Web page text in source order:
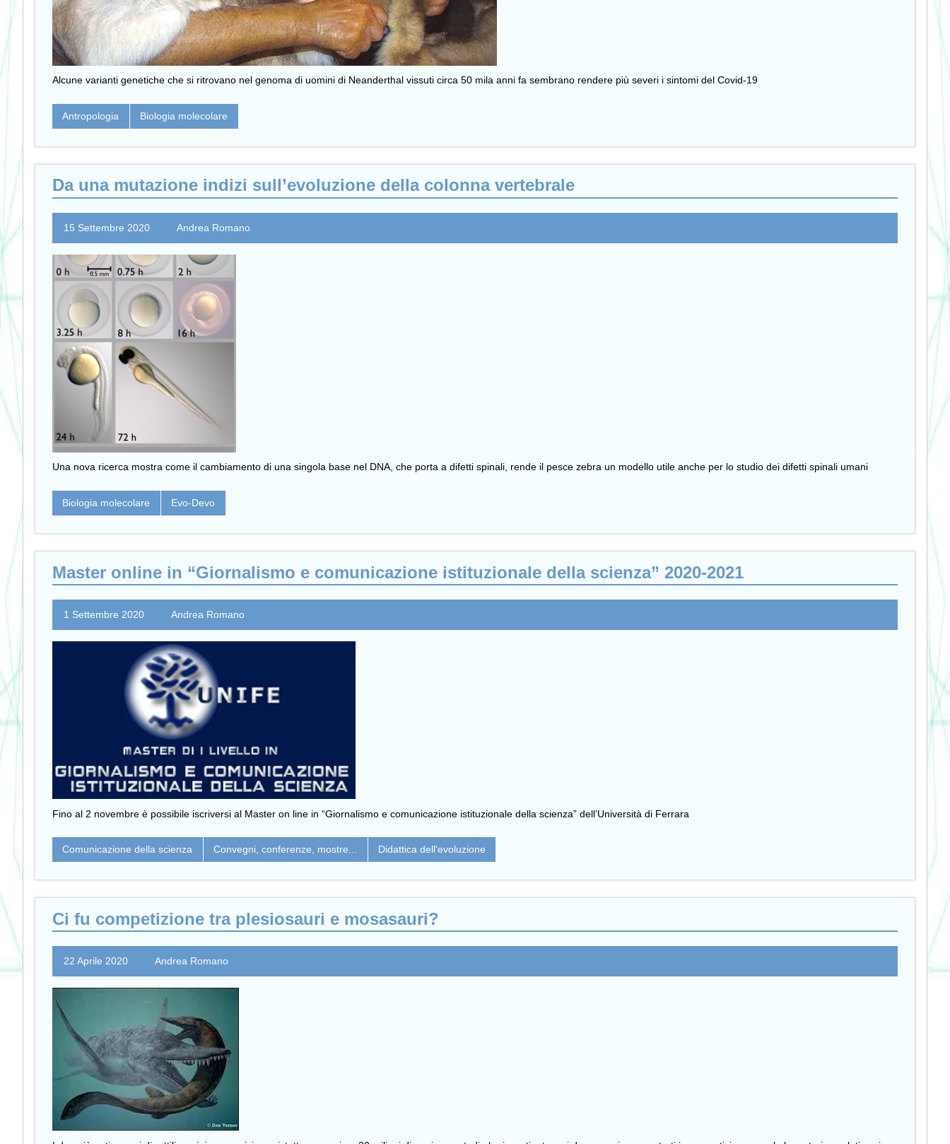
Alcune varianti genetiche che si ritrovano nel genoma di uomini di Neanderthal vissuti circa 50 mila anni fa sembrano rendere più severi i sintomi del Covid-19
Antropologia Biologia molecolare
Da una mutazione indizi sull’evoluzione della colonna vertebrale
15 Settembre 2020 Andrea Romano
Una nova ricerca mostra come il cambiamento di una singola base nel DNA, che porta a difetti spinali, rende il pesce zebra un modello utile anche per lo studio dei difetti spinali umani
Biologia molecolare Evo-Devo
Master online in “Giornalismo e comunicazione istituzionale della scienza” 2020-2021
1 Settembre 2020 Andrea Romano
Fino al 2 novembre è possibile iscriversi al Master on line in “Giornalismo e comunicazione istituzionale della scienza” dell’Università di Ferrara
Comunicazione della scienza Convegni, conferenze, mostre... Didattica dell'evoluzione
Ci fu competizione tra plesiosauri e mosasauri?
22 Aprile 2020 Andrea Romano